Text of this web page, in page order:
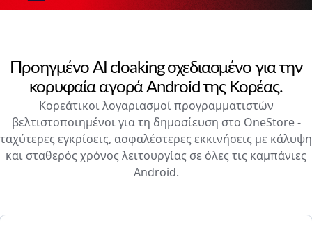
Προηγμένο AI cloaking σχεδιασμένο για την
κορυφαία αγορά Android της Κορέας.
Κορεάτικοι λογαριασμοί προγραμματιστών
βελτιστοποιημένοι για τη δημοσίευση στο OneStore -
ταχύτερες εγκρίσεις, ασφαλέστερες εκκινήσεις με κάλυψη
και σταθερός χρόνος λειτουργίας σε όλες τις καμπάνιες
Android.